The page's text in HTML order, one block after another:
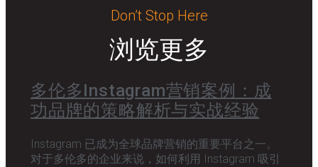
Don’t Stop Here
浏览更多
多伦多Instagram营销案例：成
功品牌的策略解析与实战经验
Instagram 已成为全球品牌营销的重要平台之一。
对于多伦多的企业来说，如何利用 Instagram 吸引